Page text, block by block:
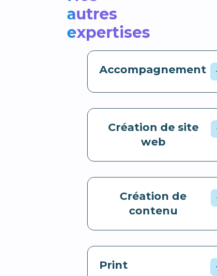
autres
expertises
Accompagnement
Création de site
web
Création de
contenu
Print